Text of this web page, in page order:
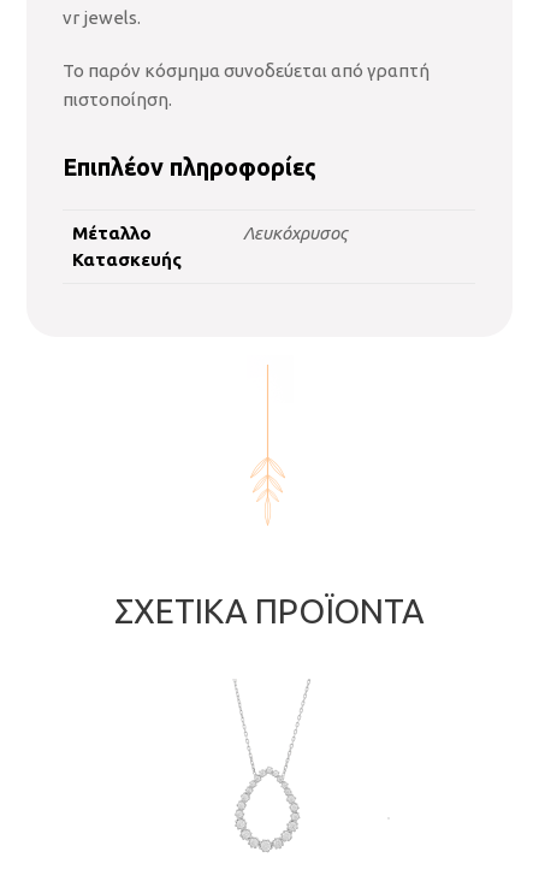
vr jewels.
Το παρόν κόσμημα συνοδεύεται από γραπτή
πιστοποίηση.
Επιπλέον πληροφορίες
Μέταλλο
Κατασκευής
Λευκόχρυσος
ΣΧΕΤΙΚΆ ΠΡΟΪΌΝΤΑ